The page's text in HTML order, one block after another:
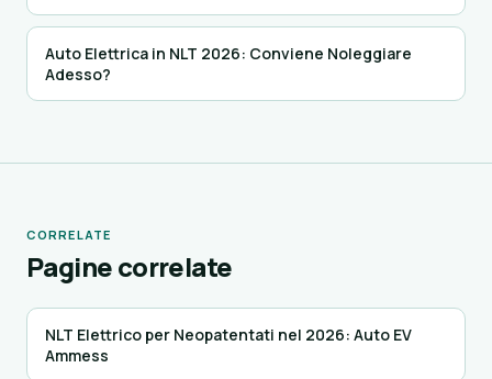
Auto Elettrica in NLT 2026: Conviene Noleggiare
Adesso?
CORRELATE
Pagine correlate
NLT Elettrico per Neopatentati nel 2026: Auto EV
Ammess